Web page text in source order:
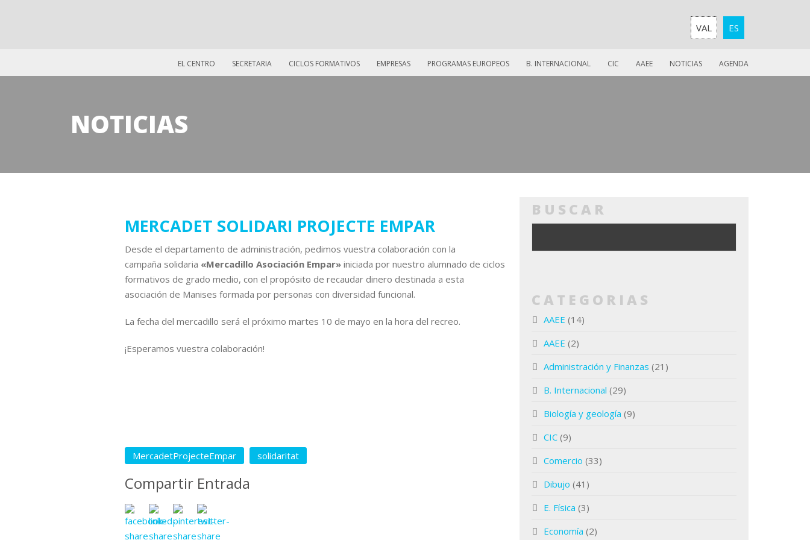
VAL ES
EL CENTRO SECRETARIA CICLOS FORMATIVOS EMPRESAS PROGRAMAS EUROPEOS B. INTERNACIONAL CIC AAEE NOTICIAS AGENDA
NOTICIAS
MERCADET SOLIDARI PROJECTE EMPAR
Desde el departamento de administración, pedimos vuestra colaboración con la
campaña solidaria «Mercadillo Asociación Empar» iniciada por nuestro alumnado de ciclos
formativos de grado medio, con el propósito de recaudar dinero destinada a esta
asociación de Manises formada por personas con diversidad funcional.
La fecha del mercadillo será el próximo martes 10 de mayo en la hora del recreo.
¡Esperamos vuestra colaboración!
MercadetProjecteEmpar solidaritat
Compartir Entrada
BUSCAR
CATEGORIAS
AAEE (14)
AAEE (2)
Administración y Finanzas (21)
B. Internacional (29)
Biología y geología (9)
CIC (9)
Comercio (33)
Dibujo (41)
E. Física (3)
Economía (2)